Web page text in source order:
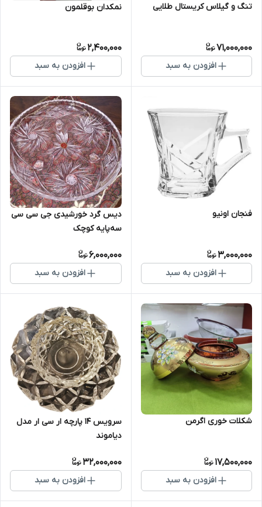
تنگ و گیلاس کریستال طلایی
71,000,000
افزودن به سبد
نمکدان بوقلمون
2,400,000
افزودن به سبد
فنجان اونیو
3,000,000
افزودن به سبد
دیس گرد خورشیدی جی سی سی
سه‌پایه کوچک
6,000,000
افزودن به سبد
شکلات خوری اگرمن
17,500,000
افزودن به سبد
سرویس 14 پارچه ار سی ار مدل
دیاموند
32,000,000
افزودن به سبد